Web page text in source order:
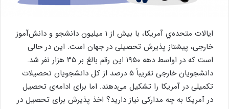
ایالات متحده‌ي آمریکا، با بیش از ۱ میلیون دانشجو و دانش‌آموز
خارجی، پیشتاز پذیرش تحصیلی در جهان است. این در حالی
است که در اواسط دهه ۱۹۵۰ این رقم بالغ بر ۳۵ هزار نفر شد.
دانشجویان خارجی تقریباً ۵ درصد از کل دانشجویان تحصیلات
تکمیلی در آمریکا را تشکیل می‌دهند. اما برای ادامه‌ی تحصیل
در آمریکا به چه مدارکی نیاز دارید؟ اخذ پذیرش برای تحصیل در